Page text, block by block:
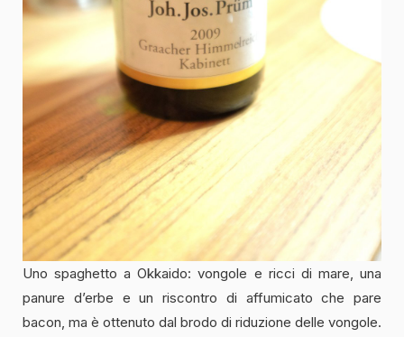
Uno spaghetto a Okkaido: vongole e ricci di mare, una
panure d’erbe e un riscontro di affumicato che pare
bacon, ma è ottenuto dal brodo di riduzione delle vongole.